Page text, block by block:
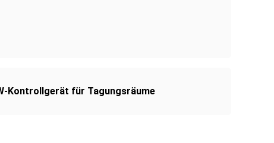
Kontrollgerät für Tagungsräume